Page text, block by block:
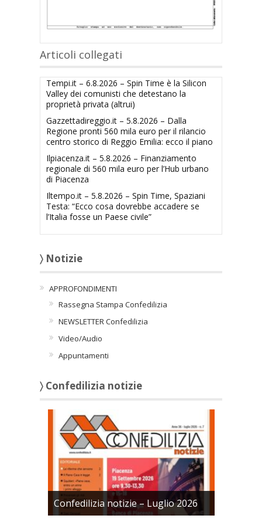
Articoli collegati
Tempi.it – 6.8.2026 – Spin Time è la Silicon
Valley dei comunisti che detestano la
proprietà privata (altrui)
Gazzettadireggio.it – 5.8.2026 – Dalla
Regione pronti 560 mila euro per il rilancio
centro storico di Reggio Emilia: ecco il piano
Ilpiacenza.it – 5.8.2026 – Finanziamento
regionale di 560 mila euro per l’Hub urbano
di Piacenza
Iltempo.it – 5.8.2026 – Spin Time, Spaziani
Testa: “Ecco cosa dovrebbe accadere se
l’Italia fosse un Paese civile”
〉 Notizie
APPROFONDIMENTI
Rassegna Stampa Confedilizia
NEWSLETTER Confedilizia
Video/Audio
Appuntamenti
〉 Confedilizia notizie
Confedilizia notizie – Luglio 2026